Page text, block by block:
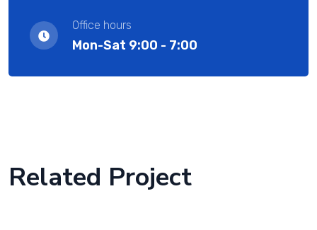
Office hours
Mon-Sat 9:00 - 7:00
Related Project